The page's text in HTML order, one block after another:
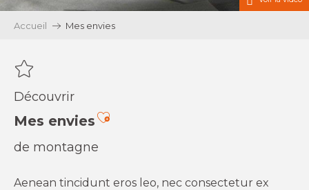
Accueil Mes envies
Découvrir
Mes enviesAjouter aux favoris
de montagne
Aenean tincidunt eros leo, nec consectetur ex